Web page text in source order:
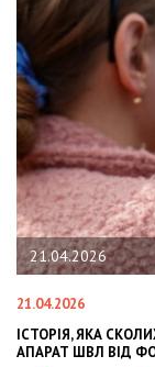
21.04.2026
21.04.2026
ІСТОРІЯ, ЯКА
АПАРАТ ШВЛ ВІД